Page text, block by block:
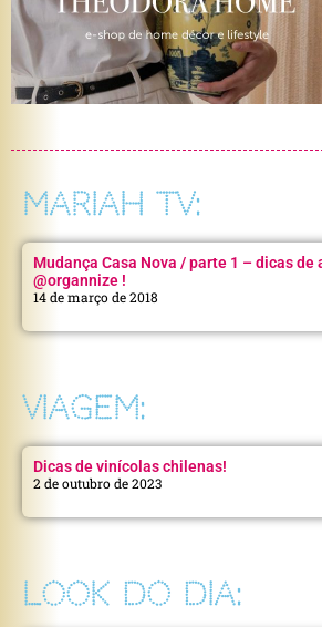
MARIAH TV:
Mudança Casa Nova / parte 1 – dicas de
@organnize !
14 de março de 2018
VIAGEM:
Dicas de vinícolas chilenas!
2 de outubro de 2023
LOOK DO DIA: